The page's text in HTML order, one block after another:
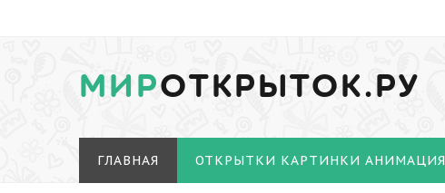
МИРОТКРЫТОК.РУ
ГЛАВНАЯ ОТКРЫТКИ КАРТИНКИ АНИМАЦИЯ